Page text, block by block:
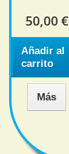
50,00 €
Añadir al
carrito
Más